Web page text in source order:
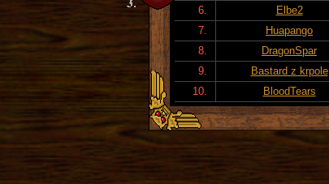
6.
Elbe2
7.
Huapango
8.
DragonSpar
9.
Bastard z krpole
10.
BloodTears